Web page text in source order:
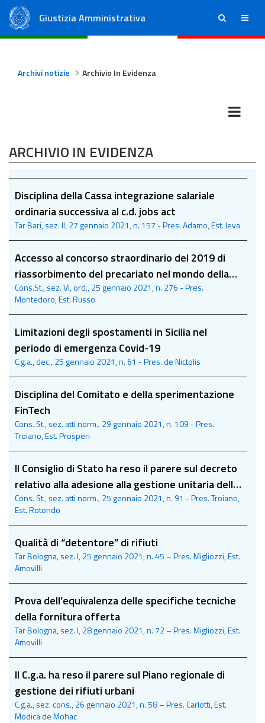
Giustizia Amministrativa ricerca menu
Archivi notizie Archivio In Evidenza
ARCHIVIO IN EVIDENZA
Disciplina della Cassa integrazione salariale
ordinaria successiva al c.d. jobs act
Tar Bari, sez. II, 27 gennaio 2021, n. 157 - Pres. Adamo, Est. Ieva
Accesso al concorso straordinario del 2019 di
riassorbimento del precariato nel mondo della
scuola
Cons.St., sez. VI, ord., 25 gennaio 2021, n. 276 - Pres.
Montedoro, Est. Russo
Limitazioni degli spostamenti in Sicilia nel
periodo di emergenza Covid-19
C.g.a., dec., 25 gennaio 2021, n. 61 - Pres. de Nictolis
Disciplina del Comitato e della sperimentazione
FinTech
Cons. St., sez. atti norm., 29 gennaio 2021, n. 109 - Pres.
Troiano, Est. Prosperi
Il Consiglio di Stato ha reso il parere sul decreto
relativo alla adesione alla gestione unitaria delle
prestazioni creditizie e sociali
Cons. St., sez. atti norm., 25 gennaio 2021, n. 91 - Pres. Troiano,
Est. Rotondo
Qualità di “detentore” di rifiuti
Tar Bologna, sez. I, 25 gennaio 2021, n. 45 – Pres. Migliozzi, Est.
Amovilli
Prova dell’equivalenza delle specifiche tecniche
della fornitura offerta
Tar Bologna, sez. I, 28 gennaio 2021, n. 72 – Pres. Migliozzi, Est.
Amovilli
Il C.g.a. ha reso il parere sul Piano regionale di
gestione dei rifiuti urbani
C.g.a., sez. cons., 26 gennaio 2021, n. 58 – Pres. Carlotti, Est.
Modica de Mohac